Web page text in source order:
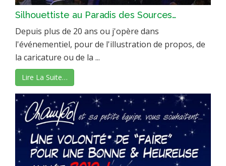
Silhouettiste au Paradis des Sources…
Depuis plus de 20 ans ou j'opère dans
l'événementiel, pour de l'illustration de propos, de
la caricature ou de la ...
Lire La Suite…